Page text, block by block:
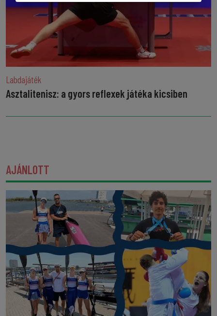
Labdajáték
Asztalitenisz: a gyors reflexek játéka kicsiben
AJÁNLOTT